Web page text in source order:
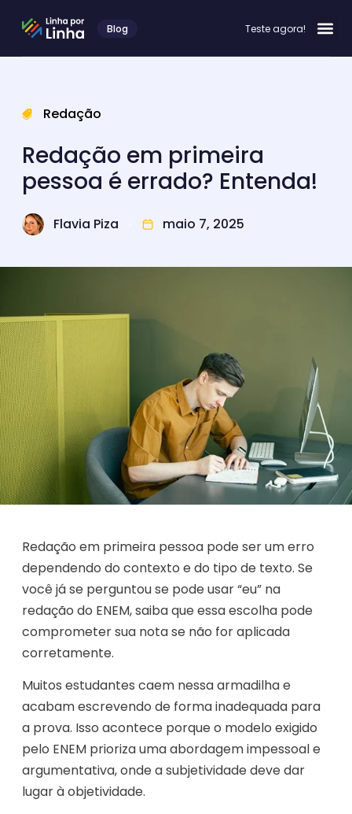
Blog Teste agora!
Redação
Redação em primeira
pessoa é errado? Entenda!
Flavia Piza maio 7, 2025
Redação em primeira pessoa pode ser um erro
dependendo do contexto e do tipo de texto. Se
você já se perguntou se pode usar “eu” na
redação do ENEM, saiba que essa escolha pode
comprometer sua nota se não for aplicada
corretamente.
Muitos estudantes caem nessa armadilha e
acabam escrevendo de forma inadequada para
a prova. Isso acontece porque o modelo exigido
pelo ENEM prioriza uma abordagem impessoal e
argumentativa, onde a subjetividade deve dar
lugar à objetividade.